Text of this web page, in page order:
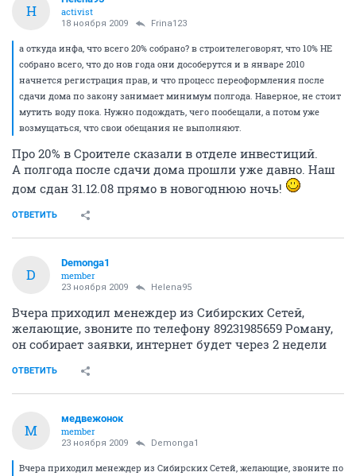
H
activist
18 ноября 2009 Frina123
а откуда инфа, что всего 20% собрано? в строителеговорят, что 10% НЕ
собрано всего, что до нов года они дособерутся и в январе 2010
начнется регистрация прав, и что процесс переоформления после
сдачи дома по закону занимает минимум полгода. Наверное, не стоит
мутить воду пока. Нужно подождать, чего пообещали, а потом уже
возмущаться, что свои обещания не выполняют.
Про 20% в Сроителе сказали в отделе инвестиций.
А полгода после сдачи дома прошли уже давно. Наш
дом сдан 31.12.08 прямо в новогоднюю ночь!
ОТВЕТИТЬ
D
Demonga1
member
23 ноября 2009 Helena95
Вчера приходил менеждер из Сибирских Сетей,
желающие, звоните по телефону 89231985659 Роману,
он собирает заявки, интернет будет через 2 недели
ОТВЕТИТЬ
М
медвежонок
member
23 ноября 2009 Demonga1
Вчера приходил менеждер из Сибирских Сетей, желающие, звоните по